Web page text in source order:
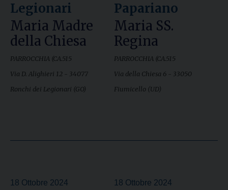
Legionari
Maria Madre
della Chiesa
PARROCCHIA (CA.515
Via D. Alighieri 12 - 34077
Ronchi dei Legionari (GO)
Papariano
Maria SS.
Regina
PARROCCHIA (CA.515
Via della Chiesa 6 - 33050
Fiumicello (UD)
18 Ottobre 2024 18 Ottobre 2024